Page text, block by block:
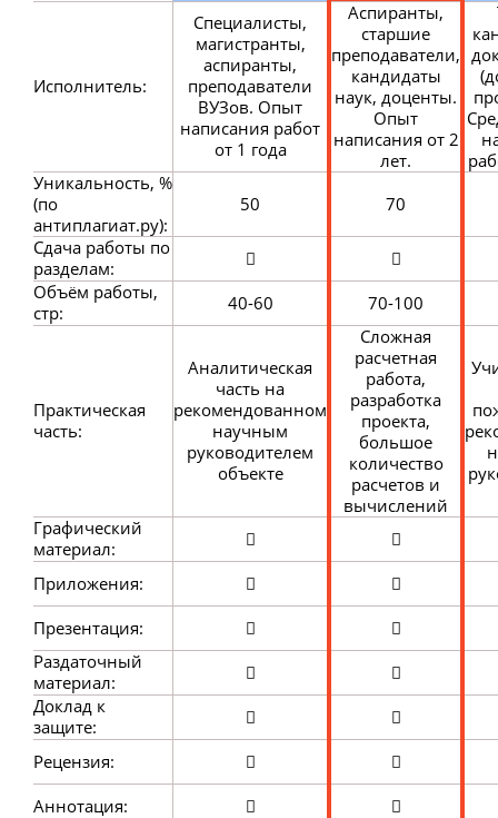
Исполнитель:
Специалисты,
магистранты,
аспиранты,
преподаватели
ВУЗов. Опыт
написания работ
от 1 года
Аспиранты,
старшие
преподаватели,
кандидаты
наук, доценты.
Опыт
написания от 2
лет.
Уникальность, %
(по
антиплагиат.ру):
50
70
Сдача работы по
разделам:
Объём работы,
стр:
40-60 70-100
Практическая
часть:
Аналитическая
часть на
рекомендованном
научным
руководителем
объекте
Сложная
расчетная
работа,
разработка
проекта,
большое
количество
расчетов и
вычислений
Графический
материал:
Приложения:
Презентация:
Раздаточный
материал:
Доклад к
защите:
Рецензия:
Аннотация: